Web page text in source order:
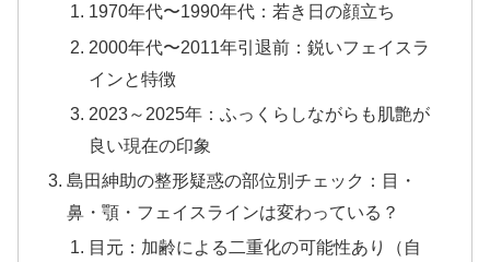
1970年代〜1990年代：若き日の顔立ち
2000年代〜2011年引退前：鋭いフェイスラ
インと特徴
2023～2025年：ふっくらしながらも肌艶が
良い現在の印象
島田紳助の整形疑惑の部位別チェック：目・
鼻・顎・フェイスラインは変わっている？
目元：加齢による二重化の可能性あり（自